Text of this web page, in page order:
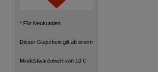
* Für Neukunden
Dieser Gutschein gilt ab einem
Mindestwarenwert von 10 €